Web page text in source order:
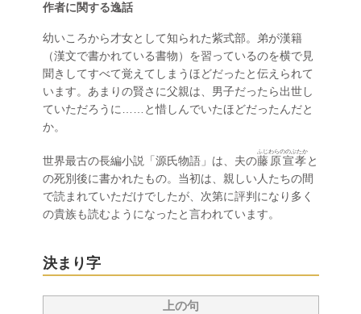
作者に関する逸話
幼いころから才女として知られた紫式部。弟が漢籍
（漢文で書かれている書物）を習っているのを横で見
聞きしてすべて覚えてしまうほどだったと伝えられて
います。あまりの賢さに父親は、男子だったら出世し
ていただろうに……と惜しんでいたほどだったんだと
か。
世界最古の長編小説「源氏物語」は、夫の藤原宣孝
ふじわらののぶたか
と
の死別後に書かれたもの。当初は、親しい人たちの間
で読まれていただけでしたが、次第に評判になり多く
の貴族も読むようになったと言われています。
決まり字
上の句